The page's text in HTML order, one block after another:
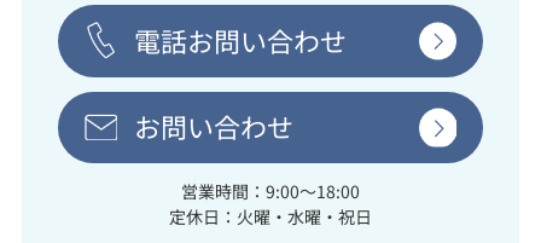
電話お問い合わせ
お問い合わせ
営業時間：9:00～18:00
定休日：火曜・水曜・祝日